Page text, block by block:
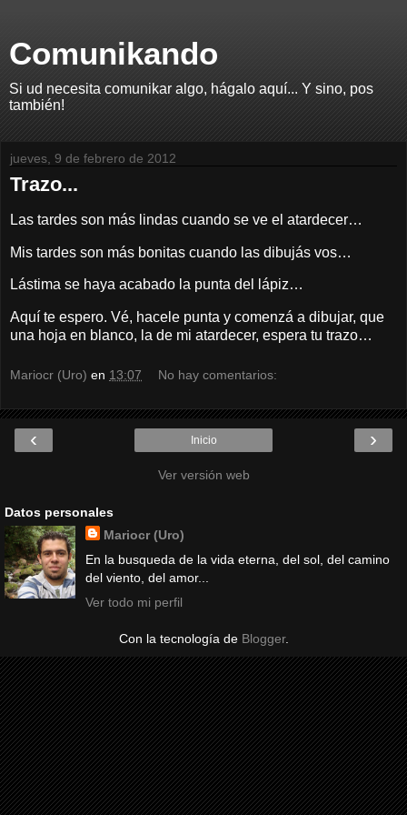
Comunikando
Si ud necesita comunikar algo, hágalo aquí... Y sino, pos
también!
jueves, 9 de febrero de 2012
Trazo...
Las tardes son más lindas cuando se ve el atardecer…
Mis tardes son más bonitas cuando las dibujás vos…
Lástima se haya acabado la punta del lápiz…
Aquí te espero. Vé, hacele punta y comenzá a dibujar, que
una hoja en blanco, la de mi atardecer, espera tu trazo…
Mariocr (Uro) en 13:07 No hay comentarios:
‹ ›
Inicio
Ver versión web
Datos personales
Mariocr (Uro)
En la busqueda de la vida eterna, del sol, del camino
del viento, del amor...
Ver todo mi perfil
Con la tecnología de Blogger.